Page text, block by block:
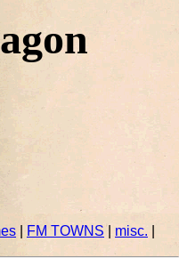
FM TOWNS| misc.